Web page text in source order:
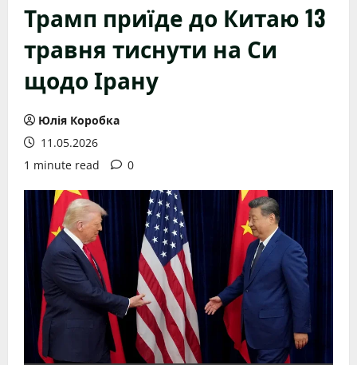
Трамп приїде до Китаю 13
травня тиснути на Си
щодо Ірану
Юлія Коробка
11.05.2026
1 minute read
0